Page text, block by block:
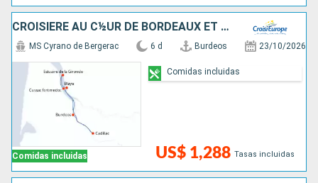
CROISIÈRE AU C½UR DE BORDEAUX ET SA RÉGION : ITINÉRAIRE DÉCOUVERTE
Comidas incluidas
MS Cyrano de Bergerac 6 d Burdeos 23/10/2026
US$ 1,288 Tasas incluidas
Comidas incluidas